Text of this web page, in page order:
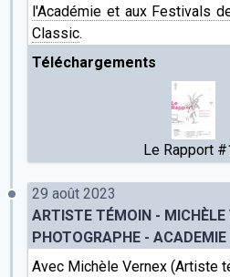
l'Académie et aux Festivals
Classic.
Téléchargements
Le Rapport
29 août 2023
ARTISTE TÉMOIN - MICHÈLE
PHOTOGRAPHE -
Avec Michèle Vernex (Artiste